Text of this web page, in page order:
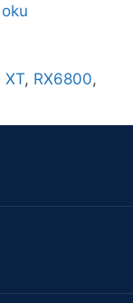
oku
XT, RX6800,